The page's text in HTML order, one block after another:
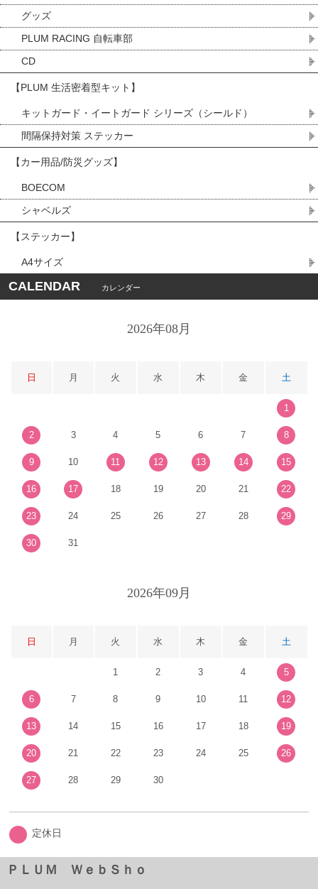
グッズ
PLUM RACING 自転車部
CD
【PLUM 生活密着型キット】
キットガード・イートガード シリーズ（シールド）
間隔保持対策 ステッカー
【カー用品/防災グッズ】
BOECOM
シャベルズ
【ステッカー】
A4サイズ
CALENDAR カレンダー
2026年08月
日 月 火 水 木 金 土
1
2 3 4 5 6 7 8
9 10 11 12 13 14 15
16 17 18 19 20 21 22
23 24 25 26 27 28 29
30 31
2026年09月
日 月 火 水 木 金 土
1 2 3 4 5
6 7 8 9 10 11 12
13 14 15 16 17 18 19
20 21 22 23 24 25 26
27 28 29 30
定休日
ＰＬＵＭ ＷｅｂＳｈｏ